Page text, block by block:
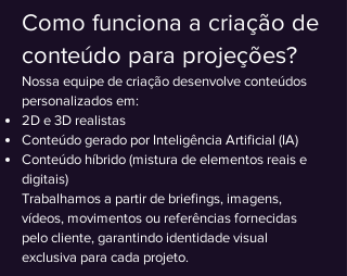
Como funciona a criação de
conteúdo para projeções?
Nossa equipe de criação desenvolve conteúdos
personalizados em:
2D e 3D realistas
Conteúdo gerado por Inteligência Artificial (IA)
Conteúdo híbrido (mistura de elementos reais e
digitais)
Trabalhamos a partir de briefings, imagens,
vídeos, movimentos ou referências fornecidas
pelo cliente, garantindo identidade visual
exclusiva para cada projeto.